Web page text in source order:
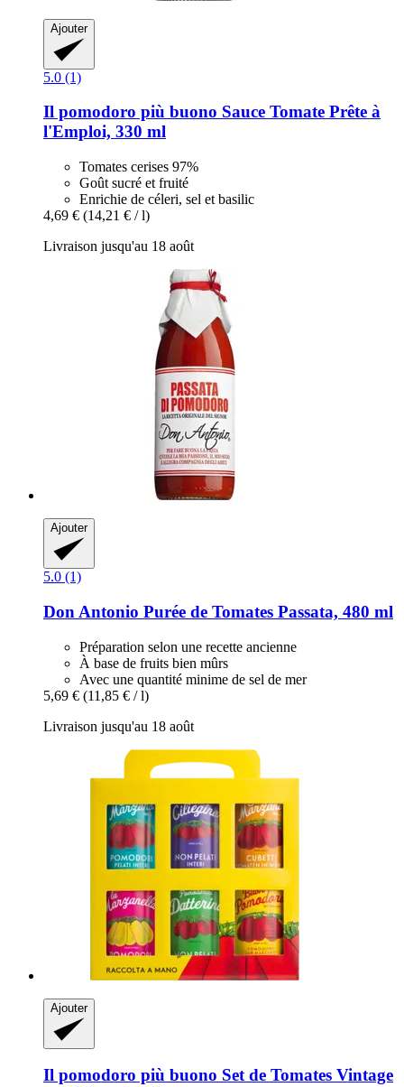
Ajouter
5.0 (1)
Il pomodoro più buono Sauce Tomate Prête à
l'Emploi, 330 ml
Tomates cerises 97%
Goût sucré et fruité
Enrichie de céleri, sel et basilic
4,69 € (14,21 € / l)
Livraison jusqu'au 18 août
Ajouter
5.0 (1)
Don Antonio Purée de Tomates Passata, 480 ml
Préparation selon une recette ancienne
À base de fruits bien mûrs
Avec une quantité minime de sel de mer
5,69 € (11,85 € / l)
Livraison jusqu'au 18 août
Ajouter
Il pomodoro più buono Set de Tomates Vintage